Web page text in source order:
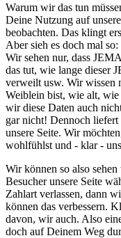
Warum wir das tun
Deine Nutzung auf
beobachten. Das klingt
Aber sieh es doch mal
Wir sehen nur, dass
das tut, wie lange dieser
verweilt usw. Wir wissen
Weiblein bist, wie alt, wie
wir diese Daten auch
gar nicht! Dennoch
unsere Seite. Wir
wohlfühlst und - klar -
Wir können so also
Besucher unsere Seite
Zahlart verlassen, dann
können das verbessern.
davon, wir auch. Also
doch auf Deinem Weg